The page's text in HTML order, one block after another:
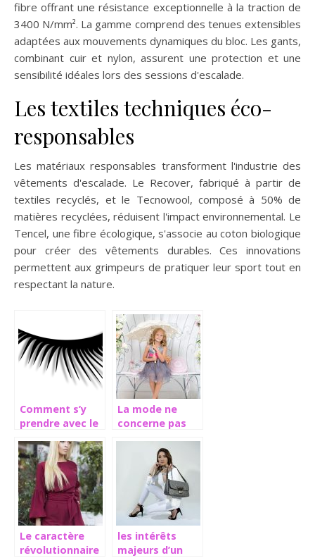
fibre offrant une résistance exceptionnelle à la traction de
3400 N/mm². La gamme comprend des tenues extensibles
adaptées aux mouvements dynamiques du bloc. Les gants,
combinant cuir et nylon, assurent une protection et une
sensibilité idéales lors des sessions d'escalade.
Les textiles techniques éco-
responsables
Les matériaux responsables transforment l'industrie des
vêtements d'escalade. Le Recover, fabriqué à partir de
textiles recyclés, et le Tecnowool, composé à 50% de
matières recyclées, réduisent l'impact environnemental. Le
Tencel, une fibre écologique, s'associe au coton biologique
pour créer des vêtements durables. Ces innovations
permettent aux grimpeurs de pratiquer leur sport tout en
respectant la nature.
Comment s’y
prendre avec le
faux cils?
La mode ne
concerne pas
mais les touts
petits aussi
Le caractère
révolutionnaire
les intérêts
majeurs d’un